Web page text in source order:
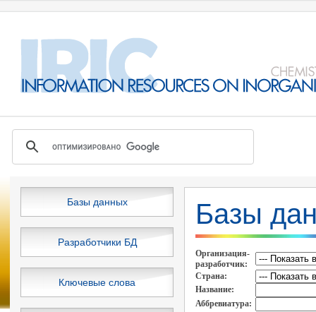
Базы данных
Разработчики БД
Ключевые слова
Базы
Организация-
разработчик:
Cтрана:
Название:
Аббревиатура: